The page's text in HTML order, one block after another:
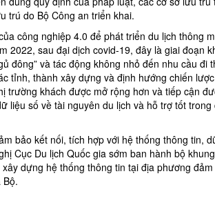
trú do Bộ Công an triển khai.
công nghiệp 4.0 để phát triển du lịch thông
2022, sau đại dịch covid-19, đây là giai đoạn
đông” và tác động không nhỏ đến nhu cầu đi
tỉnh, thành xây dựng và định hướng chiến
trường khách được mở rộng hơn và tiếp cận
liệu số về tài nguyên du lịch và hỗ trợ tốt
bảo kết nối, tích hợp với hệ thống thông tin,
Cục Du lịch Quốc gia sớm ban hành bộ
dựng hệ thống thông tin tại địa phương
Bộ.
Khu tưởng niệm cố Thủ tướng Võ
Văn Kiệt
BẢO TÀNG VĨNH LONG
Khu lưu niệm Giáo sư, Viện sĩ
Nhà dừa CocoHome